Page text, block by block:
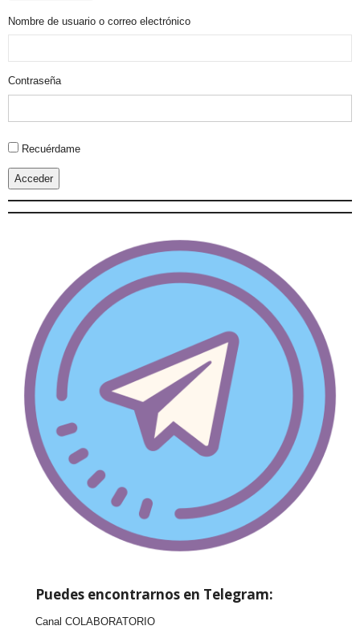
Nombre de usuario o correo electrónico
Contraseña
Alternative:
Recuérdame
Acceder
Puedes encontrarnos en Telegram:
Canal COLABORATORIO